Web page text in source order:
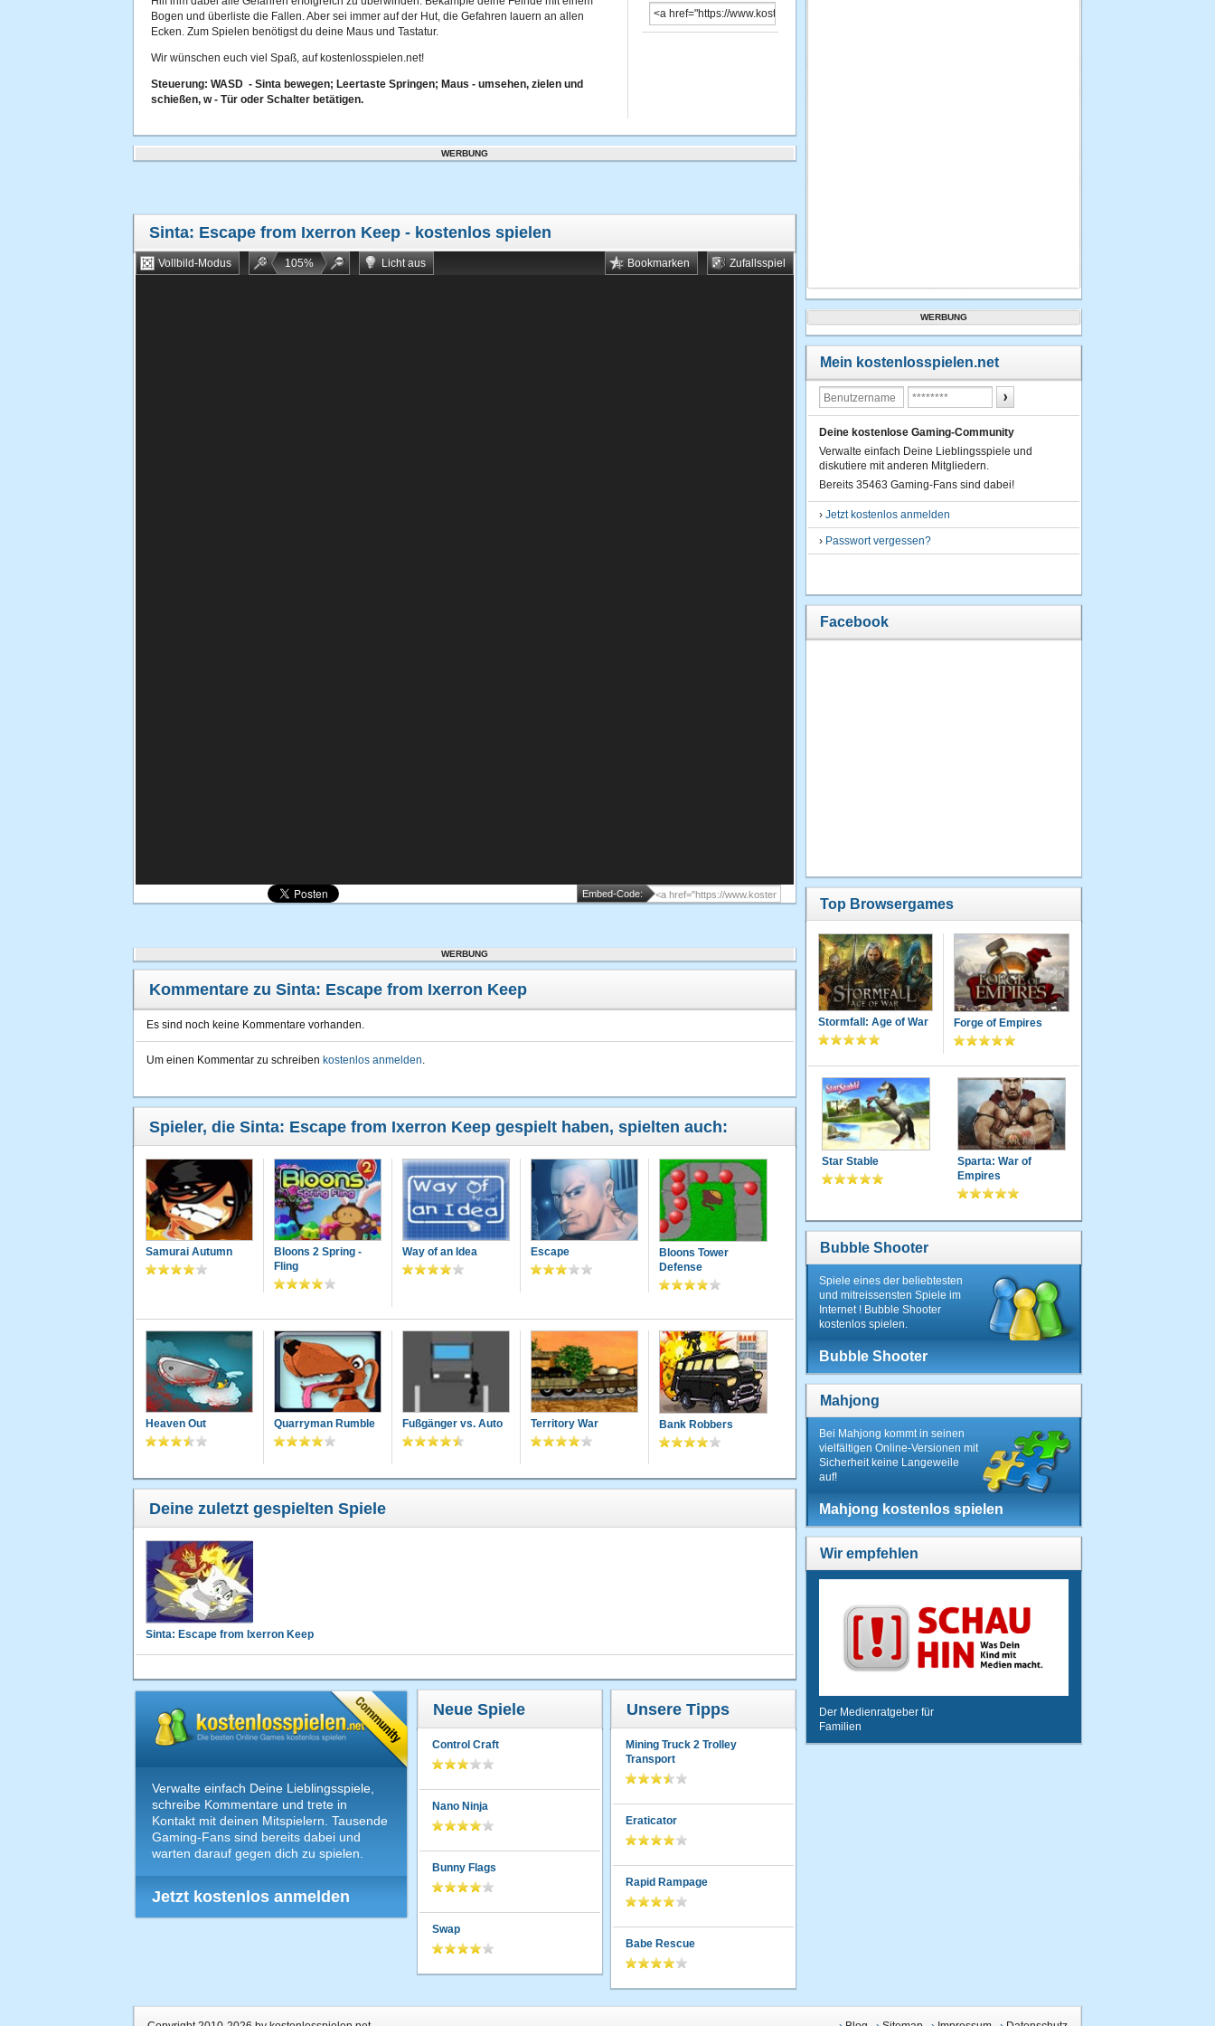
Bogen und überliste die Fallen. Aber sei immer auf der Hut, die Gefahren lauern an allen
Ecken. Zum Spielen benötigst du deine Maus und Tastatur.
Wir wünschen euch viel Spaß, auf kostenlosspielen.net!
Steuerung: WASD - Sinta bewegen; Leertaste Springen; Maus - umsehen, zielen und
schießen, w - Tür oder Schalter betätigen.
WERBUNG
Sinta: Escape from Ixerron Keep - kostenlos spielen
Vollbild-Modus 105% Licht aus Zufallsspiel
Bookmarken
Embed-Code:
WERBUNG
Kommentare zu Sinta: Escape from Ixerron Keep
Es sind noch keine Kommentare vorhanden.
Um einen Kommentar zu schreiben kostenlos anmelden.
Spieler, die Sinta: Escape from Ixerron Keep gespielt haben, spielten auch:
Samurai Autumn
Bloons 2 Spring -
Fling
Way of an Idea Escape
Bloons Tower
Defense
Heaven Out Quarryman Rumble Fußgänger vs. Auto Territory War Bank Robbers
Deine zuletzt gespielten Spiele
Sinta: Escape from Ixerron Keep
Verwalte einfach Deine Lieblingsspiele,
schreibe Kommentare und trete in
Kontakt mit deinen Mitspielern. Tausende
Gaming-Fans sind bereits dabei und
warten darauf gegen dich zu spielen.
Jetzt kostenlos anmelden
Neue Spiele
Control Craft
Nano Ninja
Bunny Flags
Swap
Unsere Tipps
Mining Truck 2 Trolley
Transport
Eraticator
Rapid Rampage
Babe Rescue
WERBUNG
Mein kostenlosspielen.net
Deine kostenlose Gaming-Community
Verwalte einfach Deine Lieblingsspiele und
diskutiere mit anderen Mitgliedern.
Bereits 35463 Gaming-Fans sind dabei!
› Jetzt kostenlos anmelden
› Passwort vergessen?
Facebook
Top Browsergames
Stormfall: Age of War Forge of Empires
Star Stable
Sparta: War of
Empires
Bubble Shooter
Spiele eines der beliebtesten
und mitreissensten Spiele im
Internet ! Bubble Shooter
kostenlos spielen.
Bubble Shooter
Mahjong
Bei Mahjong kommt in seinen
vielfältigen Online-Versionen mit
Sicherheit keine Langeweile
auf!
Mahjong kostenlos spielen
Wir empfehlen
Der Medienratgeber für
Familien